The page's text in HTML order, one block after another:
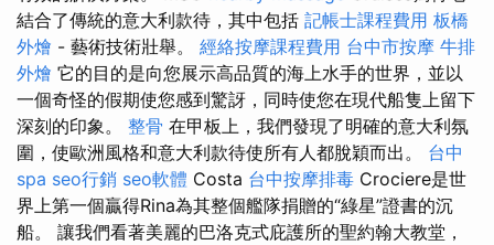
結合了傳統的意大利款待，其中包括 記帳士課程費用 板橋
外燴 - 藝術技術壯舉。 經絡按摩課程費用 台中市按摩 牛排
外燴 它的目的是向您展示高品質的海上水手的世界，並以
一個奇怪的假期使您感到驚訝，同時使您在現代船隻上留下
深刻的印象。 整骨 在甲板上，我們發現了明確的意大利氛
圍，使歐洲風格和意大利款待使所有人都脫穎而出。 台中
spa seo行銷 seo軟體 Costa 台中按摩排毒 Crociere是世
界上第一個贏得Rina為其整個艦隊捐贈的“綠星”證書的沉
船。 讓我們看著美麗的巴洛克式庇護所的聖約翰大教堂，